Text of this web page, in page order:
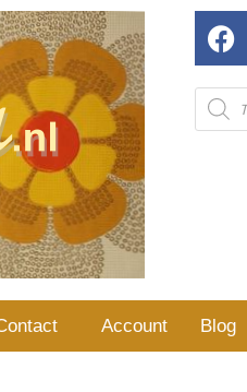
Account Blog